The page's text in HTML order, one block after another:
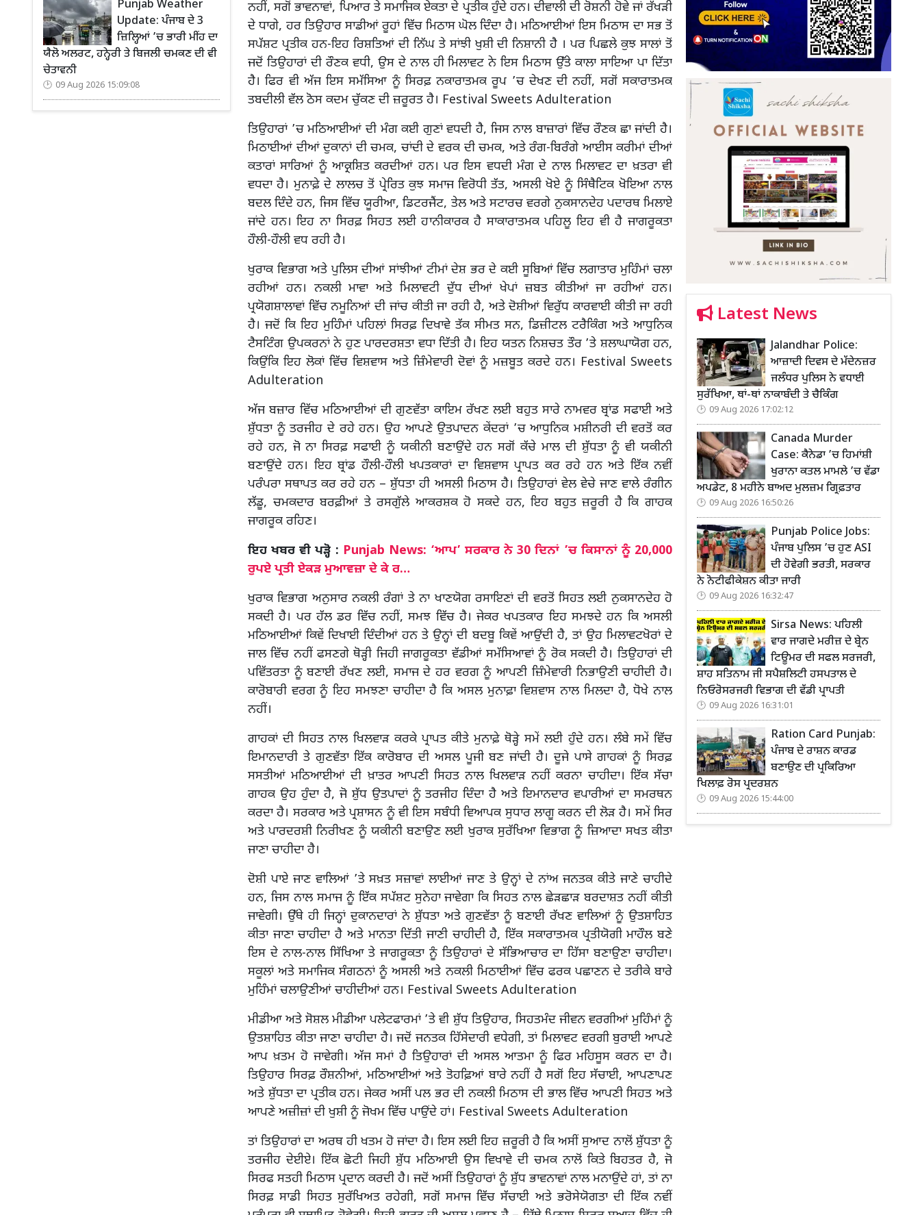
Punjab Weather
Update: ਪੰਜਾਬ ਦੇ 3
ਜ਼ਿਲ੍ਹਿਆਂ ’ਚ ਭਾਰੀ ਮੀਂਹ ਦਾ
ਯੈਲੋ ਅਲਰਟ, ਹਨ੍ਹੇਰੀ ਤੇ ਬਿਜਲੀ ਚਮਕਣ ਦੀ ਵੀ
ਚੇਤਾਵਨੀ
09 Aug 2026 15:09:08
ਨਹੀਂ, ਸਗੋਂ ਭਾਵਨਾਵਾਂ, ਪਿਆਰ ਤੇ ਸਮਾਜਿਕ ਏਕਤਾ ਦੇ ਪ੍ਰਤੀਕ ਹੁੰਦੇ ਹਨ। ਦੀਵਾਲੀ ਦੀ ਰੋਸ਼ਨੀ ਹੋਵੇ ਜਾਂ ਰੱਖੜੀ
ਦੇ ਧਾਗੇ, ਹਰ ਤਿਉਹਾਰ ਸਾਡੀਆਂ ਰੂਹਾਂ ਵਿੱਚ ਮਿਠਾਸ ਘੋਲ ਦਿੰਦਾ ਹੈ। ਮਠਿਆਈਆਂ ਇਸ ਮਿਠਾਸ ਦਾ ਸਭ ਤੋਂ
ਸਪੱਸ਼ਟ ਪ੍ਰਤੀਕ ਹਨ-ਇਹ ਰਿਸ਼ਤਿਆਂ ਦੀ ਨਿੱਘ ਤੇ ਸਾਂਝੀ ਖੁਸ਼ੀ ਦੀ ਨਿਸ਼ਾਨੀ ਹੈ । ਪਰ ਪਿਛਲੇ ਕੁਝ ਸਾਲਾਂ ਤੋਂ
ਜਦੋਂ ਤਿਉਹਾਰਾਂ ਦੀ ਰੌਣਕ ਵਧੀ, ਉਸ ਦੇ ਨਾਲ ਹੀ ਮਿਲਾਵਟ ਨੇ ਇਸ ਮਿਠਾਸ ਉੱਤੇ ਕਾਲਾ ਸਾਇਆ ਪਾ ਦਿੱਤਾ
ਹੈ। ਫਿਰ ਵੀ ਅੱਜ ਇਸ ਸਮੱਸਿਆ ਨੂੰ ਸਿਰਫ਼ ਨਕਾਰਾਤਮਕ ਰੂਪ ’ਚ ਦੇਖਣ ਦੀ ਨਹੀਂ, ਸਗੋਂ ਸਕਾਰਾਤਮਕ
ਤਬਦੀਲੀ ਵੱਲ ਠੋਸ ਕਦਮ ਚੁੱਕਣ ਦੀ ਜ਼ਰੂਰਤ ਹੈ। Festival Sweets Adulteration
ਤਿਉਹਾਰਾਂ ’ਚ ਮਠਿਆਈਆਂ ਦੀ ਮੰਗ ਕਈ ਗੁਣਾਂ ਵਧਦੀ ਹੈ, ਜਿਸ ਨਾਲ ਬਾਜ਼ਾਰਾਂ ਵਿੱਚ ਰੌਣਕ ਛਾ ਜਾਂਦੀ ਹੈ।
ਮਿਠਾਈਆਂ ਦੀਆਂ ਦੁਕਾਨਾਂ ਦੀ ਚਮਕ, ਚਾਂਦੀ ਦੇ ਵਰਕ ਦੀ ਚਮਕ, ਅਤੇ ਰੰਗ-ਬਿਰੰਗੇ ਆਈਸ ਕਰੀਮਾਂ ਦੀਆਂ
ਕਤਾਰਾਂ ਸਾਰਿਆਂ ਨੂੰ ਆਕ੍ਰਸ਼ਿਤ ਕਰਦੀਆਂ ਹਨ। ਪਰ ਇਸ ਵਧਦੀ ਮੰਗ ਦੇ ਨਾਲ ਮਿਲਾਵਟ ਦਾ ਖ਼ਤਰਾ ਵੀ
ਵਧਦਾ ਹੈ। ਮੁਨਾਫ਼ੇ ਦੇ ਲਾਲਚ ਤੋਂ ਪ੍ਰੇਰਿਤ ਕੁਝ ਸਮਾਜ ਵਿਰੋਧੀ ਤੱਤ, ਅਸਲੀ ਖੋਏ ਨੂੰ ਸਿੰਥੈਟਿਕ ਖੋਇਆ ਨਾਲ
ਬਦਲ ਦਿੰਦੇ ਹਨ, ਜਿਸ ਵਿੱਚ ਯੂਰੀਆ, ਡਿਟਰਜੈਂਟ, ਤੇਲ ਅਤੇ ਸਟਾਰਚ ਵਰਗੇ ਨੁਕਸਾਨਦੇਹ ਪਦਾਰਥ ਮਿਲਾਏ
ਜਾਂਦੇ ਹਨ। ਇਹ ਨਾ ਸਿਰਫ਼ ਸਿਹਤ ਲਈ ਹਾਨੀਕਾਰਕ ਹੈ ਸਾਕਾਰਾਤਮਕ ਪਹਿਲੂ ਇਹ ਵੀ ਹੈ ਜਾਗਰੂਕਤਾ
ਹੌਲੀ-ਹੌਲੀ ਵਧ ਰਹੀ ਹੈ।
ਖੁਰਾਕ ਵਿਭਾਗ ਅਤੇ ਪੁਲਿਸ ਦੀਆਂ ਸਾਂਝੀਆਂ ਟੀਮਾਂ ਦੇਸ਼ ਭਰ ਦੇ ਕਈ ਸੂਬਿਆਂ ਵਿੱਚ ਲਗਾਤਾਰ ਮੁਹਿੰਮਾਂ ਚਲਾ
ਰਹੀਆਂ ਹਨ। ਨਕਲੀ ਮਾਵਾ ਅਤੇ ਮਿਲਾਵਟੀ ਦੁੱਧ ਦੀਆਂ ਖੇਪਾਂ ਜ਼ਬਤ ਕੀਤੀਆਂ ਜਾ ਰਹੀਆਂ ਹਨ।
ਪ੍ਰਯੋਗਸ਼ਾਲਾਵਾਂ ਵਿੱਚ ਨਮੂਨਿਆਂ ਦੀ ਜਾਂਚ ਕੀਤੀ ਜਾ ਰਹੀ ਹੈ, ਅਤੇ ਦੋਸ਼ੀਆਂ ਵਿਰੁੱਧ ਕਾਰਵਾਈ ਕੀਤੀ ਜਾ ਰਹੀ
ਹੈ। ਜਦੋਂ ਕਿ ਇਹ ਮੁਹਿੰਮਾਂ ਪਹਿਲਾਂ ਸਿਰਫ਼ ਦਿਖਾਵੇ ਤੱਕ ਸੀਮਤ ਸਨ, ਡਿਜ਼ੀਟਲ ਟਰੈਕਿੰਗ ਅਤੇ ਆਧੁਨਿਕ
ਟੈਸਟਿੰਗ ਉਪਕਰਨਾਂ ਨੇ ਹੁਣ ਪਾਰਦਰਸ਼ਤਾ ਵਧਾ ਦਿੱਤੀ ਹੈ। ਇਹ ਯਤਨ ਨਿਸ਼ਚਤ ਤੌਰ ’ਤੇ ਸ਼ਲਾਘਾਯੋਗ ਹਨ,
ਕਿਉਂਕਿ ਇਹ ਲੋਕਾਂ ਵਿੱਚ ਵਿਸ਼ਵਾਸ ਅਤੇ ਜ਼ਿੰਮੇਵਾਰੀ ਦੋਵਾਂ ਨੂੰ ਮਜ਼ਬੂਤ ਕਰਦੇ ਹਨ। Festival Sweets
Adulteration
ਅੱਜ ਬਜ਼ਾਰ ਵਿੱਚ ਮਠਿਆਈਆਂ ਦੀ ਗੁਣਵੱਤਾ ਕਾਇਮ ਰੱਖਣ ਲਈ ਬਹੁਤ ਸਾਰੇ ਨਾਮਵਰ ਬ੍ਰਾਂਡ ਸਫਾਈ ਅਤੇ
ਸ਼ੁੱਧਤਾ ਨੂੰ ਤਰਜੀਹ ਦੇ ਰਹੇ ਹਨ। ਉਹ ਆਪਣੇ ਉਤਪਾਦਨ ਕੇਂਦਰਾਂ ’ਚ ਆਧੁਨਿਕ ਮਸ਼ੀਨਰੀ ਦੀ ਵਰਤੋਂ ਕਰ
ਰਹੇ ਹਨ, ਜੋ ਨਾ ਸਿਰਫ਼ ਸਫਾਈ ਨੂੰ ਯਕੀਨੀ ਬਣਾਉਂਦੇ ਹਨ ਸਗੋਂ ਕੱਚੇ ਮਾਲ ਦੀ ਸ਼ੁੱਧਤਾ ਨੂੰ ਵੀ ਯਕੀਨੀ
ਬਣਾਉਂਦੇ ਹਨ। ਇਹ ਬ੍ਰਾਂਡ ਹੌਲੀ-ਹੌਲੀ ਖਪਤਕਾਰਾਂ ਦਾ ਵਿਸ਼ਵਾਸ ਪ੍ਰਾਪਤ ਕਰ ਰਹੇ ਹਨ ਅਤੇ ਇੱਕ ਨਵੀਂ
ਪਰੰਪਰਾ ਸਥਾਪਤ ਕਰ ਰਹੇ ਹਨ – ਸ਼ੁੱਧਤਾ ਹੀ ਅਸਲੀ ਮਿਠਾਸ ਹੈ। ਤਿਉਹਾਰਾਂ ਵੇਲ ਵੇਚੇ ਜਾਣ ਵਾਲੇ ਰੰਗੀਨ
ਲੱਡੂ, ਚਮਕਦਾਰ ਬਰਫ਼ੀਆਂ ਤੇ ਰਸਗੁੱਲੇ ਆਕਰਸ਼ਕ ਹੋ ਸਕਦੇ ਹਨ, ਇਹ ਬਹੁਤ ਜ਼ਰੂਰੀ ਹੈ ਕਿ ਗਾਹਕ
ਜਾਗਰੂਕ ਰਹਿਣ।
ਇਹ ਖਬਰ ਵੀ ਪੜ੍ਹੋ : Punjab News: ‘ਆਪ’ ਸਰਕਾਰ ਨੇ 30 ਦਿਨਾਂ ’ਚ ਕਿਸਾਨਾਂ ਨੂੰ 20,000
ਰੁਪਏ ਪ੍ਰਤੀ ਏਕੜ ਮੁਆਵਜ਼ਾ ਦੇ ਕੇ ਰ…
ਖੁਰਾਕ ਵਿਭਾਗ ਅਨੁਸਾਰ ਨਕਲੀ ਰੰਗਾਂ ਤੇ ਨਾ ਖਾਣਯੋਗ ਰਸਾਇਣਾਂ ਦੀ ਵਰਤੋਂ ਸਿਹਤ ਲਈ ਨੁਕਸਾਨਦੇਹ ਹੋ
ਸਕਦੀ ਹੈ। ਪਰ ਹੱਲ ਡਰ ਵਿੱਚ ਨਹੀਂ, ਸਮਝ ਵਿੱਚ ਹੈ। ਜੇਕਰ ਖਪਤਕਾਰ ਇਹ ਸਮਝਦੇ ਹਨ ਕਿ ਅਸਲੀ
ਮਠਿਆਈਆਂ ਕਿਵੇਂ ਦਿਖਾਈ ਦਿੰਦੀਆਂ ਹਨ ਤੇ ਉਨ੍ਹਾਂ ਦੀ ਬਦਬੂ ਕਿਵੇਂ ਆਉਂਦੀ ਹੈ, ਤਾਂ ਉਹ ਮਿਲਾਵਟਖੋਰਾਂ ਦੇ
ਜਾਲ ਵਿੱਚ ਨਹੀਂ ਫਸਣਗੇ ਥੋੜ੍ਹੀ ਜਿਹੀ ਜਾਗਰੂਕਤਾ ਵੱਡੀਆਂ ਸਮੱਸਿਆਵਾਂ ਨੂੰ ਰੋਕ ਸਕਦੀ ਹੈ। ਤਿਉਹਾਰਾਂ ਦੀ
ਪਵਿੱਤਰਤਾ ਨੂੰ ਬਣਾਈ ਰੱਖਣ ਲਈ, ਸਮਾਜ ਦੇ ਹਰ ਵਰਗ ਨੂੰ ਆਪਣੀ ਜ਼ਿੰਮੇਵਾਰੀ ਨਿਭਾਉਣੀ ਚਾਹੀਦੀ ਹੈ।
ਕਾਰੋਬਾਰੀ ਵਰਗ ਨੂੰ ਇਹ ਸਮਝਣਾ ਚਾਹੀਦਾ ਹੈ ਕਿ ਅਸਲ ਮੁਨਾਫ਼ਾ ਵਿਸ਼ਵਾਸ ਨਾਲ ਮਿਲਦਾ ਹੈ, ਧੋਖੇ ਨਾਲ
ਨਹੀਂ।
ਗਾਹਕਾਂ ਦੀ ਸਿਹਤ ਨਾਲ ਖਿਲਵਾੜ ਕਰਕੇ ਪ੍ਰਾਪਤ ਕੀਤੇ ਮੁਨਾਫ਼ੇ ਥੋੜ੍ਹੇ ਸਮੇਂ ਲਈ ਹੁੰਦੇ ਹਨ। ਲੰਬੇ ਸਮੇਂ ਵਿੱਚ
ਇਮਾਨਦਾਰੀ ਤੇ ਗੁਣਵੱਤਾ ਇੱਕ ਕਾਰੋਬਾਰ ਦੀ ਅਸਲ ਪੂਜੀ ਬਣ ਜਾਂਦੀ ਹੈ। ਦੂਜੇ ਪਾਸੇ ਗਾਹਕਾਂ ਨੂੰ ਸਿਰਫ਼
ਸਸਤੀਆਂ ਮਠਿਆਈਆਂ ਦੀ ਖ਼ਾਤਰ ਆਪਣੀ ਸਿਹਤ ਨਾਲ ਖਿਲਵਾੜ ਨਹੀਂ ਕਰਨਾ ਚਾਹੀਦਾ। ਇੱਕ ਸੱਚਾ
ਗਾਹਕ ਉਹ ਹੁੰਦਾ ਹੈ, ਜੋ ਸ਼ੁੱਧ ਉਤਪਾਦਾਂ ਨੂੰ ਤਰਜੀਹ ਦਿੰਦਾ ਹੈ ਅਤੇ ਇਮਾਨਦਾਰ ਵਪਾਰੀਆਂ ਦਾ ਸਮਰਥਨ
ਕਰਦਾ ਹੈ। ਸਰਕਾਰ ਅਤੇ ਪ੍ਰਸ਼ਾਸਨ ਨੂੰ ਵੀ ਇਸ ਸਬੰਧੀ ਵਿਆਪਕ ਸੁਧਾਰ ਲਾਗੂ ਕਰਨ ਦੀ ਲੋੜ ਹੈ। ਸਮੇਂ ਸਿਰ
ਅਤੇ ਪਾਰਦਰਸ਼ੀ ਨਿਰੀਖਣ ਨੂੰ ਯਕੀਨੀ ਬਣਾਉਣ ਲਈ ਖੁਰਾਕ ਸੁਰੱਖਿਆ ਵਿਭਾਗ ਨੂੰ ਜ਼ਿਆਦਾ ਸਖਤ ਕੀਤਾ
ਜਾਣਾ ਚਾਹੀਦਾ ਹੈ।
ਦੋਸ਼ੀ ਪਾਏ ਜਾਣ ਵਾਲਿਆਂ ’ਤੇ ਸਖ਼ਤ ਸਜ਼ਾਵਾਂ ਲਾਈਆਂ ਜਾਣ ਤੇ ਉਨ੍ਹਾਂ ਦੇ ਨਾਂਅ ਜਨਤਕ ਕੀਤੇ ਜਾਣੇ ਚਾਹੀਦੇ
ਹਨ, ਜਿਸ ਨਾਲ ਸਮਾਜ ਨੂੰ ਇੱਕ ਸਪੱਸ਼ਟ ਸੁਨੇਹਾ ਜਾਵੇਗਾ ਕਿ ਸਿਹਤ ਨਾਲ ਛੇੜਛਾੜ ਬਰਦਾਸ਼ਤ ਨਹੀਂ ਕੀਤੀ
ਜਾਵੇਗੀ। ਉੱਥੇ ਹੀ ਜਿਨ੍ਹਾਂ ਦੁਕਾਨਦਾਰਾਂ ਨੇ ਸ਼ੁੱਧਤਾ ਅਤੇ ਗੁਣਵੱਤਾ ਨੂੰ ਬਣਾਈ ਰੱਖਣ ਵਾਲਿਆਂ ਨੂੰ ਉਤਸ਼ਾਹਿਤ
ਕੀਤਾ ਜਾਣਾ ਚਾਹੀਦਾ ਹੈ ਅਤੇ ਮਾਨਤਾ ਦਿੱਤੀ ਜਾਣੀ ਚਾਹੀਦੀ ਹੈ, ਇੱਕ ਸਕਾਰਾਤਮਕ ਪ੍ਰਤੀਯੋਗੀ ਮਾਹੌਲ ਬਣੇ
ਇਸ ਦੇ ਨਾਲ-ਨਾਲ ਸਿੱਖਿਆ ਤੇ ਜਾਗਰੂਕਤਾ ਨੂੰ ਤਿਉਹਾਰਾਂ ਦੇ ਸੱਭਿਆਚਾਰ ਦਾ ਹਿੱਸਾ ਬਣਾਉਣਾ ਚਾਹੀਦਾ।
ਸਕੂਲਾਂ ਅਤੇ ਸਮਾਜਿਕ ਸੰਗਠਨਾਂ ਨੂੰ ਅਸਲੀ ਅਤੇ ਨਕਲੀ ਮਿਠਾਈਆਂ ਵਿੱਚ ਫਰਕ ਪਛਾਣਨ ਦੇ ਤਰੀਕੇ ਬਾਰੇ
ਮੁਹਿੰਮਾਂ ਚਲਾਉਣੀਆਂ ਚਾਹੀਦੀਆਂ ਹਨ। Festival Sweets Adulteration
ਮੀਡੀਆ ਅਤੇ ਸੋਸ਼ਲ ਮੀਡੀਆ ਪਲੇਟਫਾਰਮਾਂ ’ਤੇ ਵੀ ਸ਼ੁੱਧ ਤਿਉਹਾਰ, ਸਿਹਤਮੰਦ ਜੀਵਨ ਵਰਗੀਆਂ ਮੁਹਿੰਮਾਂ ਨੂੰ
ਉਤਸ਼ਾਹਿਤ ਕੀਤਾ ਜਾਣਾ ਚਾਹੀਦਾ ਹੈ। ਜਦੋਂ ਜਨਤਕ ਹਿੱਸੇਦਾਰੀ ਵਧੇਗੀ, ਤਾਂ ਮਿਲਾਵਟ ਵਰਗੀ ਬੁਰਾਈ ਆਪਣੇ
ਆਪ ਖ਼ਤਮ ਹੋ ਜਾਵੇਗੀ। ਅੱਜ ਸਮਾਂ ਹੈ ਤਿਉਹਾਰਾਂ ਦੀ ਅਸਲ ਆਤਮਾ ਨੂੰ ਫਿਰ ਮਹਿਸੂਸ ਕਰਨ ਦਾ ਹੈ।
ਤਿਉਹਾਰ ਸਿਰਫ਼ ਰੌਸ਼ਨੀਆਂ, ਮਠਿਆਈਆਂ ਅਤੇ ਤੋਹਫ਼ਿਆਂ ਬਾਰੇ ਨਹੀਂ ਹੈ ਸਗੋਂ ਇਹ ਸੱਚਾਈ, ਆਪਣਾਪਣ
ਅਤੇ ਸ਼ੁੱਧਤਾ ਦਾ ਪ੍ਰਤੀਕ ਹਨ। ਜੇਕਰ ਅਸੀਂ ਪਲ ਭਰ ਦੀ ਨਕਲੀ ਮਿਠਾਸ ਦੀ ਭਾਲ ਵਿੱਚ ਆਪਣੀ ਸਿਹਤ ਅਤੇ
ਆਪਣੇ ਅਜ਼ੀਜ਼ਾਂ ਦੀ ਖੁਸ਼ੀ ਨੂੰ ਜੋਖਮ ਵਿੱਚ ਪਾਉਂਦੇ ਹਾਂ। Festival Sweets Adulteration
ਤਾਂ ਤਿਉਹਾਰਾਂ ਦਾ ਅਰਥ ਹੀ ਖਤਮ ਹੋ ਜਾਂਦਾ ਹੈ। ਇਸ ਲਈ ਇਹ ਜ਼ਰੂਰੀ ਹੈ ਕਿ ਅਸੀਂ ਸੁਆਦ ਨਾਲੋਂ ਸ਼ੁੱਧਤਾ ਨੂੰ
ਤਰਜੀਹ ਦੇਈਏ। ਇੱਕ ਛੋਟੀ ਜਿਹੀ ਸ਼ੁੱਧ ਮਠਿਆਈ ਉਸ ਵਿਖਾਵੇ ਦੀ ਚਮਕ ਨਾਲੋਂ ਕਿਤੇ ਬਿਹਤਰ ਹੈ, ਜੋ
ਸਿਰਫ ਸਤਹੀ ਮਿਠਾਸ ਪ੍ਰਦਾਨ ਕਰਦੀ ਹੈ। ਜਦੋਂ ਅਸੀਂ ਤਿਉਹਾਰਾਂ ਨੂੰ ਸ਼ੁੱਧ ਭਾਵਨਾਵਾਂ ਨਾਲ ਮਨਾਉਂਦੇ ਹਾਂ, ਤਾਂ ਨਾ
ਸਿਰਫ਼ ਸਾਡੀ ਸਿਹਤ ਸੁਰੱਖਿਅਤ ਰਹੇਗੀ, ਸਗੋਂ ਸਮਾਜ ਵਿੱਚ ਸੱਚਾਈ ਅਤੇ ਭਰੋਸੇਯੋਗਤਾ ਦੀ ਇੱਕ ਨਵੀਂ
Latest News
Jalandhar Police:
ਆਜ਼ਾਦੀ ਦਿਵਸ ਦੇ ਮੱਦੇਨਜ਼ਰ
ਜਲੰਧਰ ਪੁਲਿਸ ਨੇ ਵਧਾਈ
ਸੁਰੱਖਿਆ, ਥਾਂ-ਥਾਂ ਨਾਕਾਬੰਦੀ ਤੇ ਚੈਕਿੰਗ
09 Aug 2026 17:02:12
Canada Murder
Case: ਕੈਨੇਡਾ ’ਚ ਹਿਮਾਂਸ਼ੀ
ਖੁਰਾਨਾ ਕਤਲ ਮਾਮਲੇ ’ਚ ਵੱਡਾ
ਅਪਡੇਟ, 8 ਮਹੀਨੇ ਬਾਅਦ ਮੁਲਜ਼ਮ ਗ੍ਰਿਫ਼ਤਾਰ
09 Aug 2026 16:50:26
Punjab Police Jobs:
ਪੰਜਾਬ ਪੁਲਿਸ ’ਚ ਹੁਣ ASI
ਦੀ ਹੋਵੇਗੀ ਭਰਤੀ, ਸਰਕਾਰ
ਨੇ ਨੋਟੀਫੀਕੇਸ਼ਨ ਕੀਤਾ ਜਾਰੀ
09 Aug 2026 16:32:47
Sirsa News: ਪਹਿਲੀ
ਵਾਰ ਜਾਗਦੇ ਮਰੀਜ਼ ਦੇ ਬ੍ਰੇਨ
ਟਿਊਮਰ ਦੀ ਸਫਲ ਸਰਜਰੀ,
ਸ਼ਾਹ ਸਤਿਨਾਮ ਜੀ ਸਪੈਸ਼ਲਿਟੀ ਹਸਪਤਾਲ ਦੇ
ਨਿਓਰੋਸਰਜਰੀ ਵਿਭਾਗ ਦੀ ਵੱਡੀ ਪ੍ਰਾਪਤੀ
09 Aug 2026 16:31:01
Ration Card Punjab:
ਪੰਜਾਬ ਦੇ ਰਾਸ਼ਨ ਕਾਰਡ
ਬਣਾਉਣ ਦੀ ਪ੍ਰਕਿਰਿਆ
ਖਿਲਾਫ਼ ਰੋਸ ਪ੍ਰਦਰਸ਼ਨ
09 Aug 2026 15:44:00